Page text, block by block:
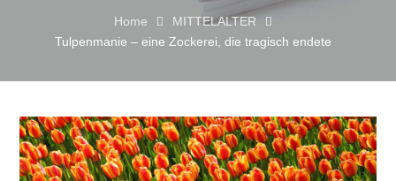
Home
MITTELALTER
Tulpenmanie – eine Zockerei, die tragisch endete